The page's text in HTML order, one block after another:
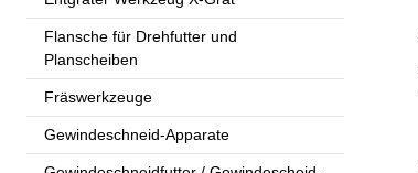
Flansche für Drehfutter und
Planscheiben
Fräswerkzeuge
Gewindeschneid-Apparate